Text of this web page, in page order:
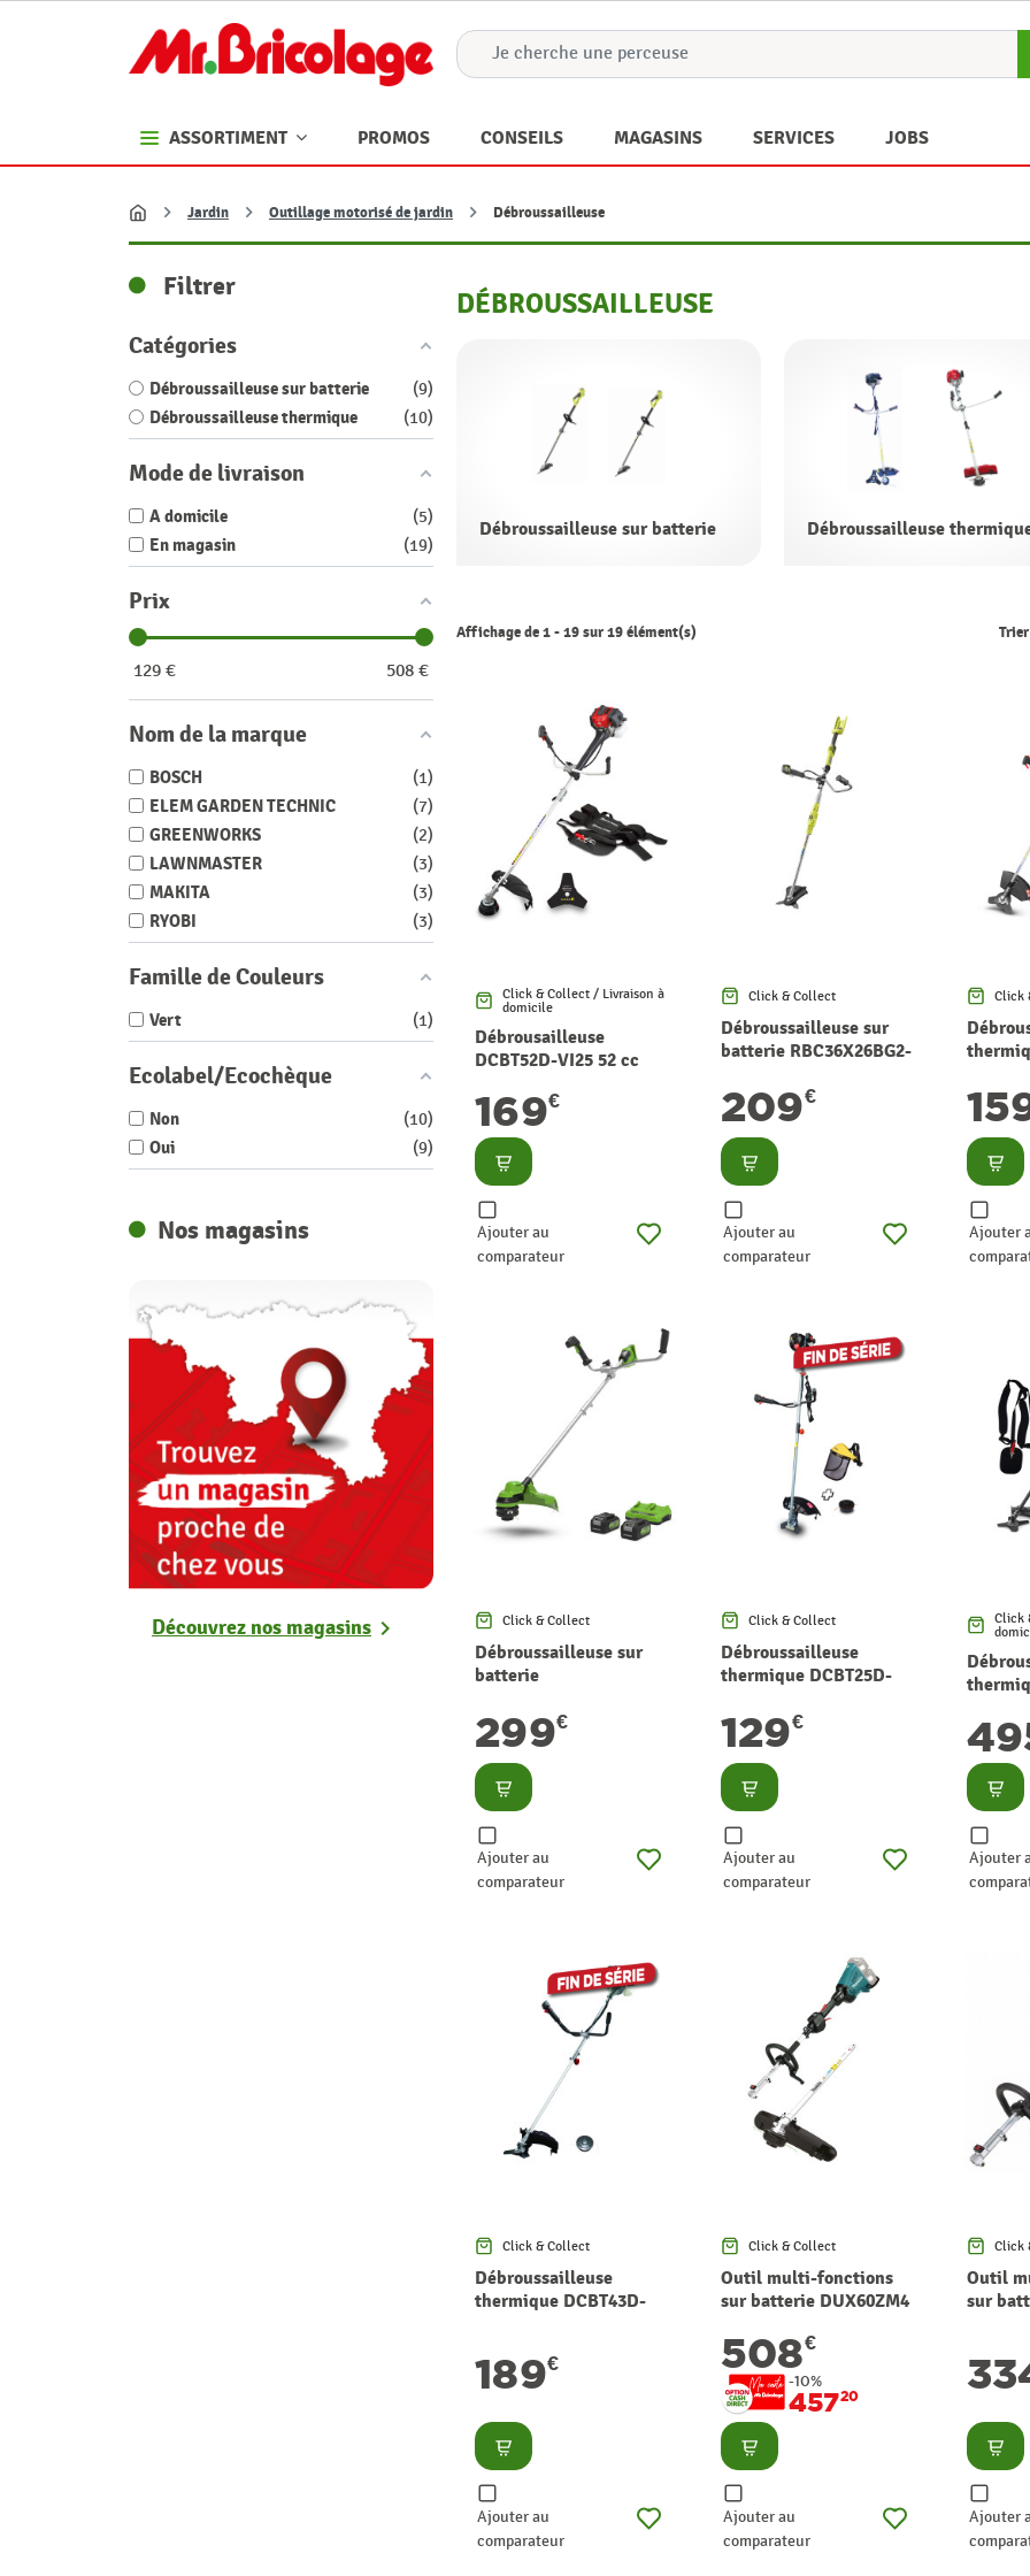
ASSORTIMENT PROMOS CONSEILS MAGASINS SERVICES JOBS
Accueil
Jardin Outillage motorisé de jardin Débroussailleuse
Filtrer
Catégories
Débroussailleuse sur batterie 9
Débroussailleuse thermique 10
Mode de livraison
A domicile 5
En magasin 19
Prix
129 € 508 €
Nom de la marque
BOSCH 1
ELEM GARDEN TECHNIC 7
GREENWORKS 2
LAWNMASTER 3
MAKITA 3
RYOBI 3
Famille de Couleurs
Vert 1
Ecolabel/Ecochèque
Non 10
Oui 9
Nos magasins
Découvrez nos magasins chevron_right
DÉBROUSSAILLEUSE
Débroussailleuse sur batterie Débroussailleuse
Affichage de 1 - 19 sur 19 élément(s)
Click & Collect / Livraison à
domicile
Débrousailleuse
DCBT52D-VI25 52 cc
TECHNIC
169€
Consulter
Ajouter au
comparateur
Click & Collect
Débroussailleuse sur
batterie RBC36X26BG2-
209€
Consulter
Ajouter au
comparateur
Click
Ajouter
Click & Collect
Débroussailleuse sur
batterie
x 2 Ah GREENWORKS
299€
Consulter
Ajouter au
comparateur
Click & Collect
Débroussailleuse
thermique DCBT25D-
ELEM GARDEN
TECHNIC
129€
Consulter
Ajouter au
comparateur
Click
26 cc
Ajouter
Click & Collect
Débroussailleuse
thermique DCBT43D-
189€
Consulter
Ajouter au
comparateur
Click & Collect
Outil multi-fonctions
sur batterie DUX60ZM4
508€
-10%
45720
Consulter
Ajouter au
comparateur
Click
Outil
sur
MAKITA
Ajouter